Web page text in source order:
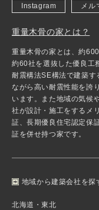
Instagram メル
重量木骨の家とは？
重量木骨の家とは、約
約60社を選抜した優良工
耐震構法SE構法で建築す
ながら高い耐震性能を誇
います。また地域の気候
社が設計・施工をするメ
証、長期優良住宅認定保
証を併せ持つ家です。
地域から建築会社を探
北海道・東北